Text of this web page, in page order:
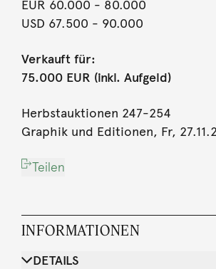
EUR 60.000 - 80.000
USD 67.500 - 90.000
Verkauft für:
75.000 EUR (inkl. Aufgeld)
Herbstauktionen 247-254
Graphik und Editionen, Fr,
Teilen
INFORMATIONEN
DETAILS